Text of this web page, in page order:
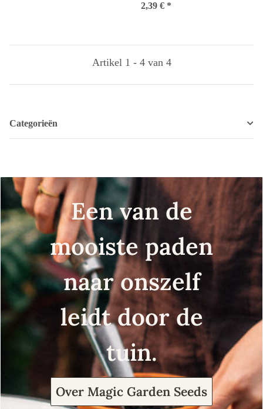
2,39 € *
Artikel 1 - 4 van 4
Categorieën
Een van de
mooiste paden
naar onszelf
leidt door de
tuin.
Over Magic Garden Seeds